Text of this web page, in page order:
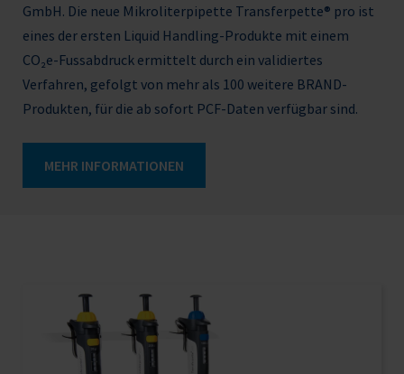
GmbH. Die neue Mikroliterpipette Transferpette® pro ist
eines der ersten Liquid Handling-Produkte mit einem
CO₂e-Fussabdruck ermittelt durch ein validiertes
Verfahren, gefolgt von mehr als 100 weitere BRAND-
Produkten, für die ab sofort PCF-Daten verfügbar sind.
MEHR INFORMATIONEN